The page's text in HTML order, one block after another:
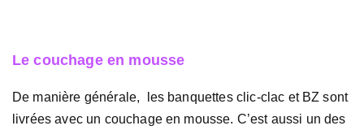
Le couchage en mousse
De manière générale, les banquettes clic-clac et BZ sont
livrées avec un couchage en mousse. C’est aussi un des